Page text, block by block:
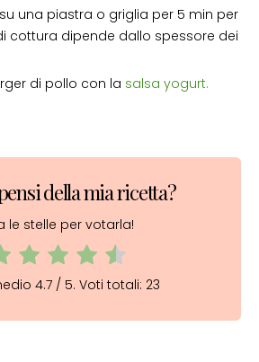
una piastra o griglia per 5 min per
cottura dipende dallo spessore dei
di pollo con la salsa yogurt.
della mia ricetta?
le stelle per votarla!
4.7 / 5. Voti totali: 23